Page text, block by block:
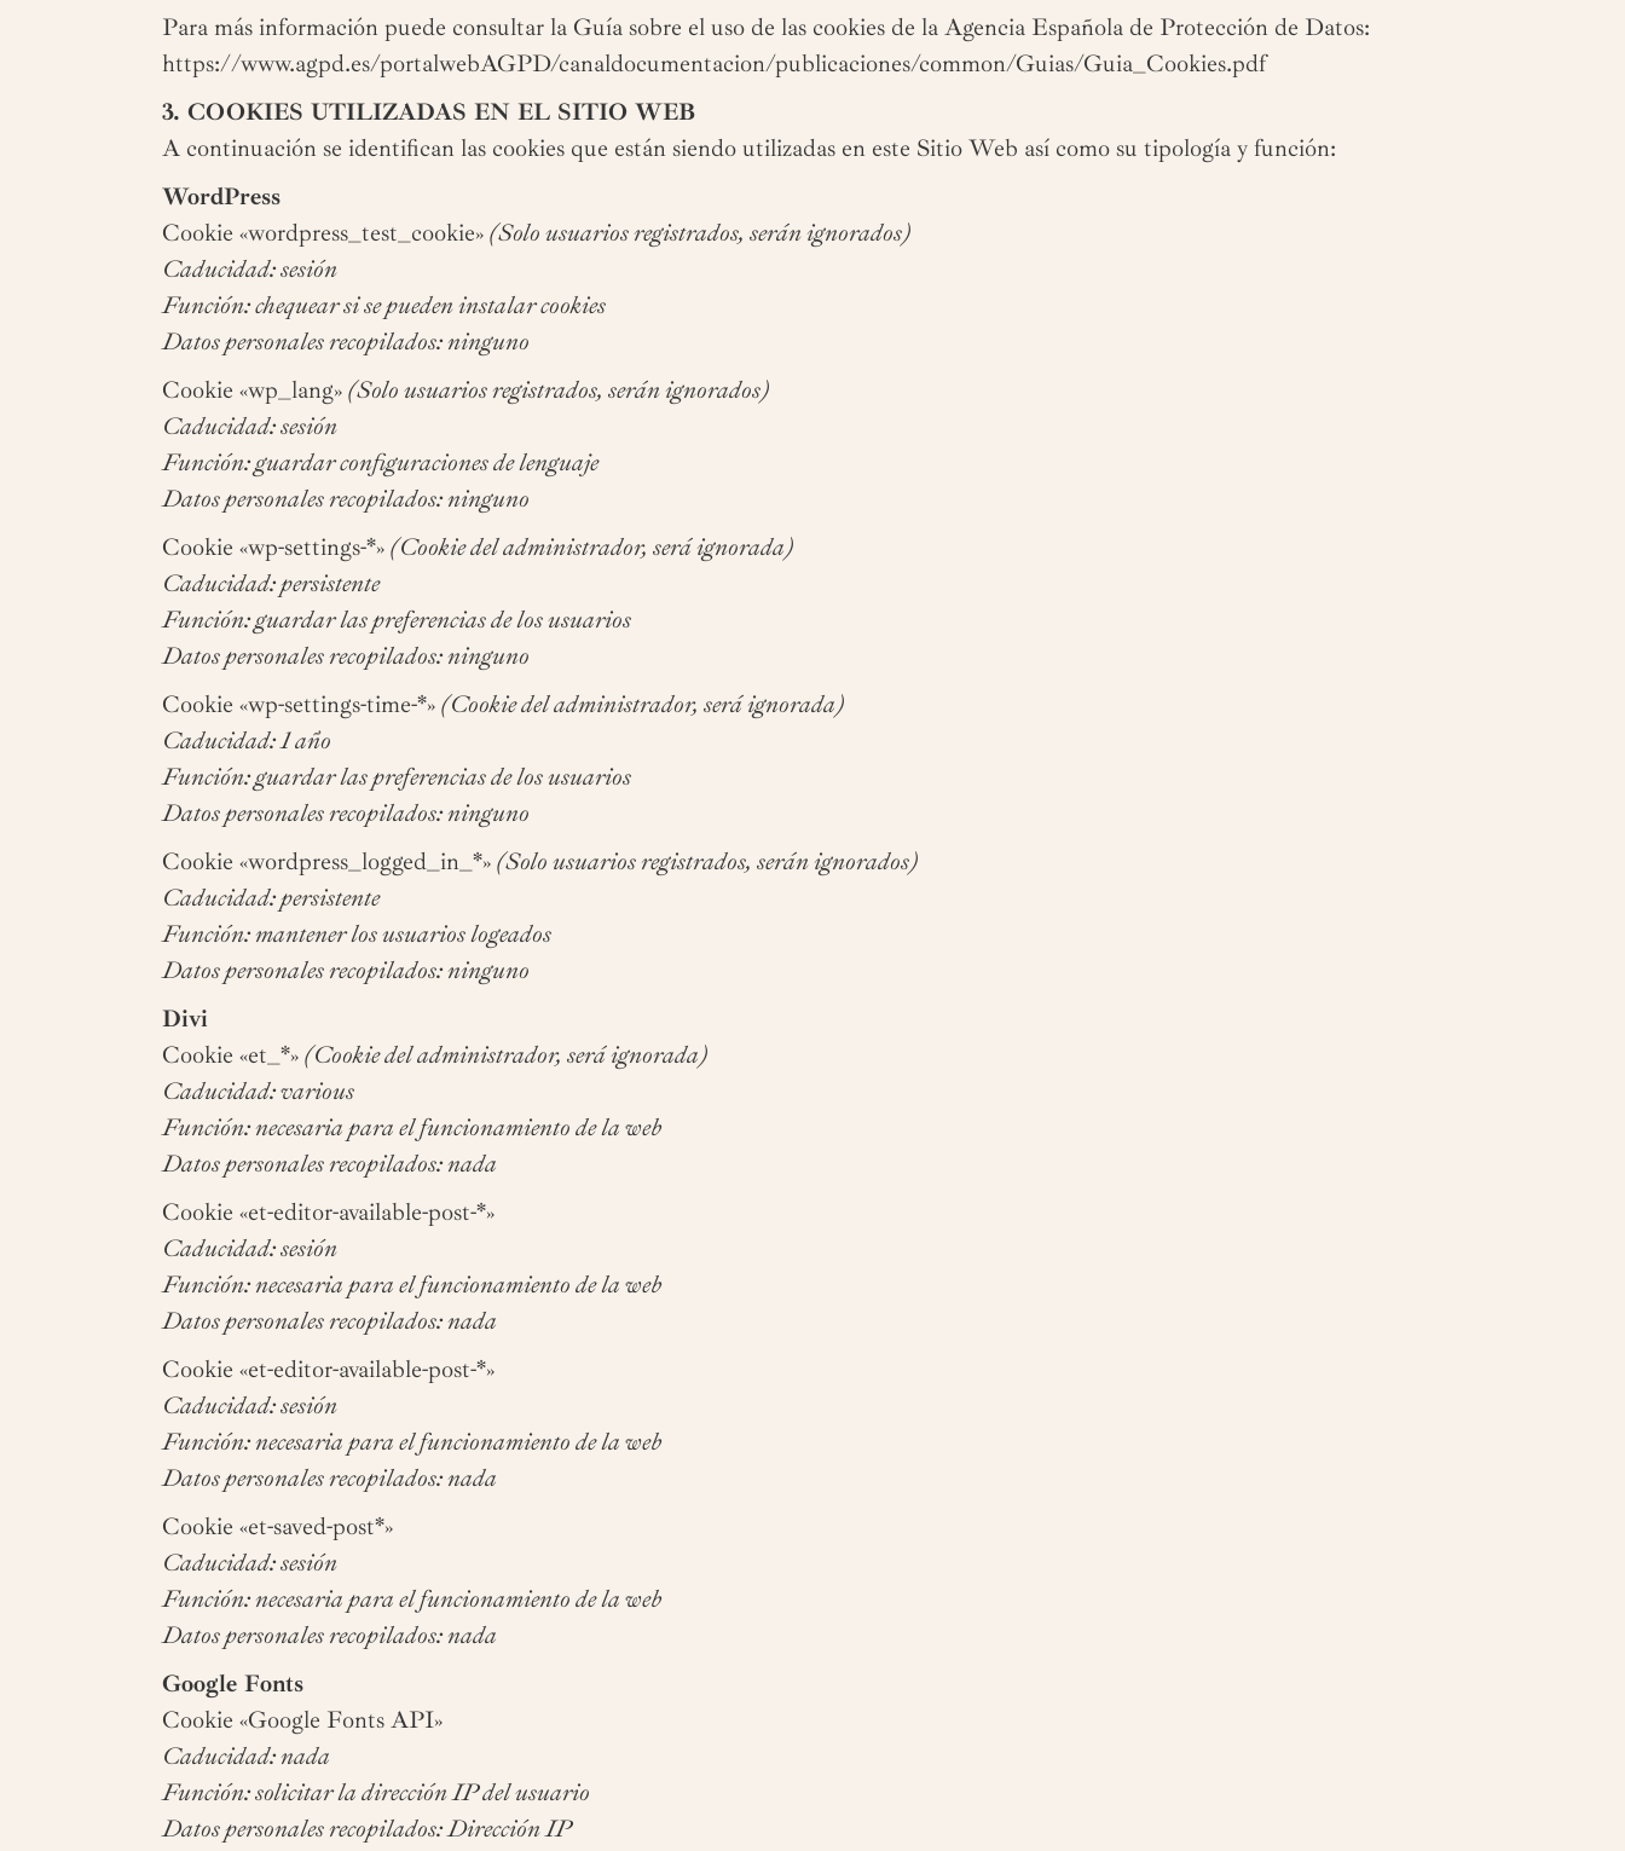
Para más información puede consultar la Guía sobre el uso de las cookies de la Agencia Española de Protección de Datos:
https://www.agpd.es/portalwebAGPD/canaldocumentacion/publicaciones/common/Guias/Guia_Cookies.pdf
3. COOKIES UTILIZADAS EN EL SITIO WEB
A continuación se identifican las cookies que están siendo utilizadas en este Sitio Web así como su tipología y función:
WordPress
Cookie «wordpress_test_cookie»(Solo usuarios registrados, serán ignorados)
Caducidad: sesión
Función: chequear si se pueden instalar cookies
Datos personales recopilados: ninguno
Cookie «wp_lang»(Solo usuarios registrados, serán ignorados)
Caducidad: sesión
Función: guardar configuraciones de lenguaje
Datos personales recopilados: ninguno
Cookie «wp-settings-*»(Cookie del administrador, será ignorada)
Caducidad: persistente
Función: guardar las preferencias de los usuarios
Datos personales recopilados: ninguno
Cookie «wp-settings-time-*»(Cookie del administrador, será ignorada)
Caducidad: 1 año
Función: guardar las preferencias de los usuarios
Datos personales recopilados: ninguno
Cookie «wordpress_logged_in_*»(Solo usuarios registrados, serán ignorados)
Caducidad: persistente
Función: mantener los usuarios logeados
Datos personales recopilados: ninguno
Divi
Cookie «et_*»(Cookie del administrador, será ignorada)
Caducidad: various
Función: necesaria para el funcionamiento de la web
Datos personales recopilados: nada
Cookie «et-editor-available-post-*»
Caducidad: sesión
Función: necesaria para el funcionamiento de la web
Datos personales recopilados: nada
Cookie «et-editor-available-post-*»
Caducidad: sesión
Función: necesaria para el funcionamiento de la web
Datos personales recopilados: nada
Cookie «et-saved-post*»
Caducidad: sesión
Función: necesaria para el funcionamiento de la web
Datos personales recopilados: nada
Google Fonts
Cookie «Google Fonts API»
Caducidad: nada
Función: solicitar la dirección IP del usuario
Datos personales recopilados: Dirección IP